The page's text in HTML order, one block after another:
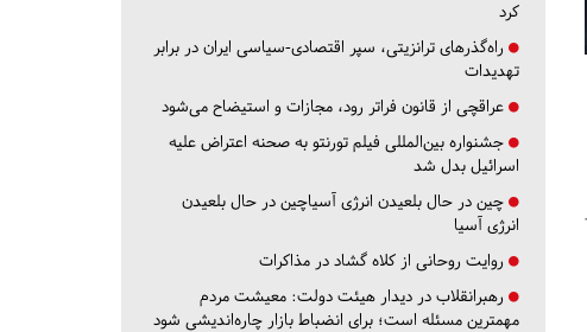
کرد
راه‌گذرهای ترانزیتی، سپر اقتصادی-سیاسی ایران در برابر
تهدیدات
عراقچی از قانون فراتر رود، مجازات و استیضاح می‌شود
جشنواره بین‌المللی فیلم تورنتو به صحنه اعتراض علیه
اسرائیل بدل شد
چین در حال بلعیدن انرژی آسیاچین در حال بلعیدن
انرژی آسیا
روایت روحانی از کلاه گشاد در مذاکرات
رهبرانقلاب در دیدار هیئت دولت: معیشت مردم
مهمترین مسئله است؛ برای انضباط بازار چاره‌اندیشی شود